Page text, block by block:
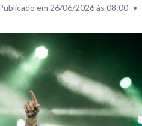
em 26/06/2026 às 08:00 •